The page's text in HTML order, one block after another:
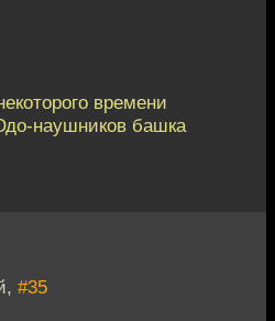
времени
наушников башка
#35